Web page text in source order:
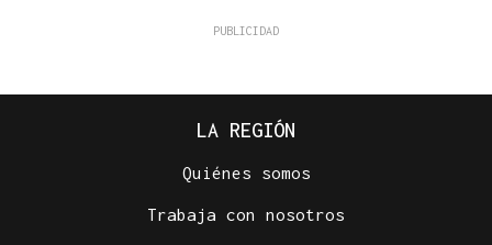
LA REGIÓN
Quiénes somos
Trabaja con nosotros